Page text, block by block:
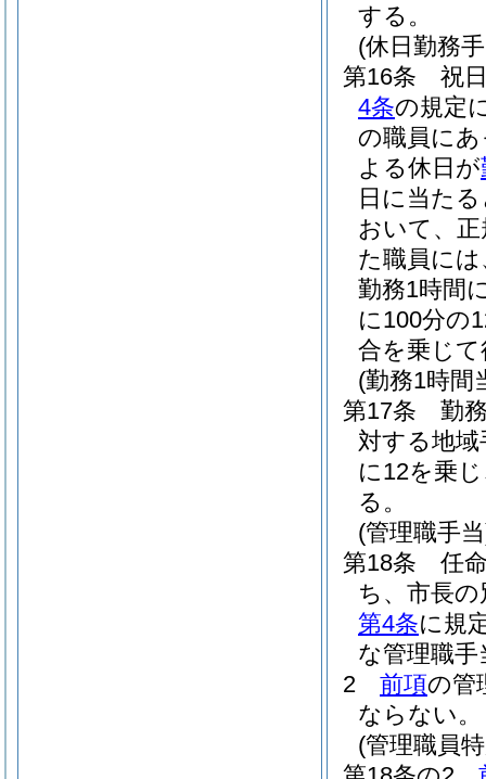
する。
(休日勤務
第16条
祝
4条の規定
の職員に
よる休日が
日に当た
おいて、
た職員に
勤務1時間
に100分の
合を乗じ
(勤務1時間
第17条
勤
対する地
に12を乗
る。
(管理職手
第18条
任
ち、市長
第4条に規
な管理職
2
前項の管
ならない。
(管理職員